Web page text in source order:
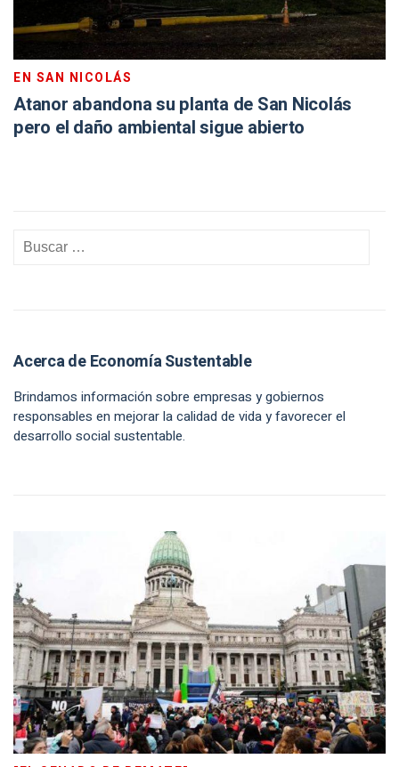
EN SAN NICOLÁS
Atanor abandona su planta de San Nicolás
pero el daño ambiental sigue abierto
Acerca de Economía Sustentable
Brindamos información sobre empresas y gobiernos
responsables en mejorar la calidad de vida y favorecer el
desarrollo social sustentable.